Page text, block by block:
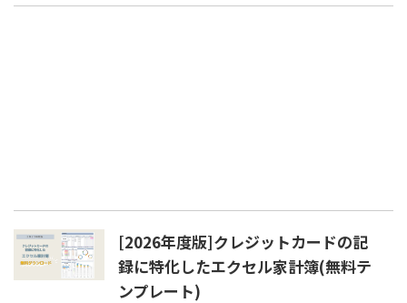
[2026年度版]クレジットカードの記
録に特化したエクセル家計簿(無料テ
ンプレート)